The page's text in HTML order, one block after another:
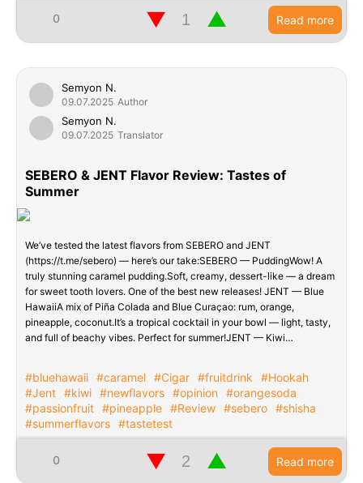
0 ▲
▼ Read more
Semyon N.
09.07.2025 Author
Semyon N.
09.07.2025 Translator
SEBERO & JENT Flavor Review: Tastes of
Summer
We’ve tested the latest flavors from SEBERO and JENT
(https://t.me/sebero) — here’s our take:SEBERO — PuddingWow! A
truly stunning caramel pudding.Soft, creamy, dessert-like — a dream
for sweet tooth lovers. One of the best new releases! JENT — Blue
HawaiiA mix of Piña Colada and Blue Curaçao: rum, orange,
pineapple, coconut.It’s a tropical cocktail in your bowl — light, tasty,
and full of beachy vibes. Perfect for summer!JENT — Kiwi…
#bluehawaii #caramel #Cigar #fruitdrink
#Hookah
#Jent #kiwi #newflavors #opinion
#orangesoda
#passionfruit #pineapple #Review #sebero #shisha
#summerflavors #tastetest
0 ▲
▼ Read more